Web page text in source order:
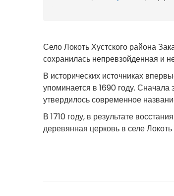
Село Локоть Хустского района
сохранилась непревзойденная и
В исторических источниках
упоминается в 1690 году. Сначала
утвердилось современное
В 1710 году, в результате
деревянная церковь в селе